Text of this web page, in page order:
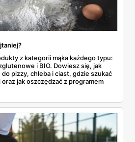
z kategorii mąka każdego typu:
i BIO. Dowiesz się, jak
do pizzy, chleba i ciast, gdzie szukać
jak oszczędzać z programem